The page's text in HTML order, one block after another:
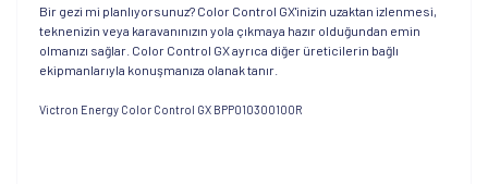
Bir gezi mi planlıyorsunuz? Color Control GX'inizin uzaktan izlenmesi,
teknenizin veya karavanınızın yola çıkmaya hazır olduğundan emin
olmanızı sağlar. Color Control GX ayrıca diğer üreticilerin bağlı
ekipmanlarıyla konuşmanıza olanak tanır.
Victron Energy Color Control GX BPP010300100R